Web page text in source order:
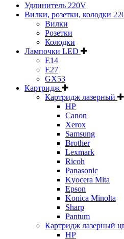
Удлинитель 220V
Вилки, розетки, колодки
Вилки
Розетки
Колодки
Лампочки LED
E14
E27
GX53
Картридж
Картридж лазерный
HP
Canon
Xerox
Samsung
Brother
Lexmark
Ricoh
Panasonic
Kyocera Mita
Epson
Konica Minolta
Sharp
Pantum
Картридж лазерный
HP